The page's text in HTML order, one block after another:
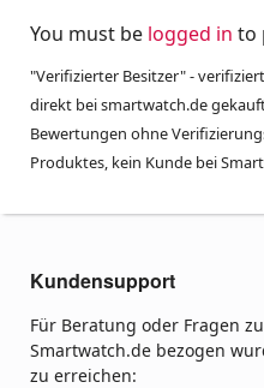
You must be logged in to
"Verifizierter Besitzer" -
direkt bei smartwatch.de
Bewertungen ohne
Produktes, kein Kunde bei
Kundensupport
Für Beratung oder Fragen
Smartwatch.de bezogen
zu erreichen: